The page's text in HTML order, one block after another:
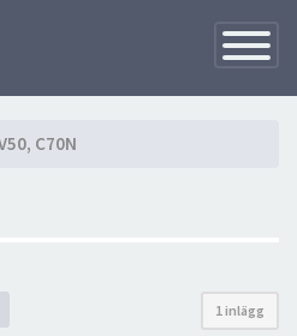
Toggle
C70N
1 inlägg